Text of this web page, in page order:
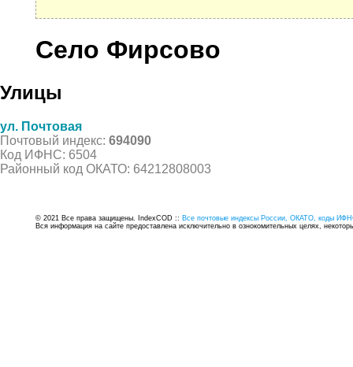
Село Фирсово
Улицы
ул. Почтовая
Почтовый индекс: 694090
Код ИФНС: 6504
Районный код ОКАТО: 64212808003
© 2021 Все права защищены. IndexCOD :: Все почтовые индексы России, ОКАТО, коды
Вся информация на сайте предоставлена исключительно в ознокомительных целях,